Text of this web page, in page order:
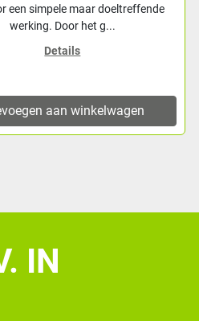
Rubber/vinyl
Toevoegen aan
IN